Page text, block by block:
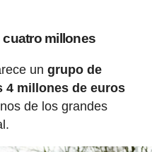
cuatro millones
un grupo de
4 millones de euros
de los grandes